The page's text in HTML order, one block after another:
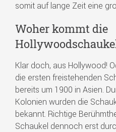
somit auf lange Zeit eine
Woher kommt die
Klar doch, aus Hollywood!
die ersten freistehenden
bereits um 1900 in Asien.
Kolonien wurden die
bekannt. Richtige
Schaukel dennoch erst